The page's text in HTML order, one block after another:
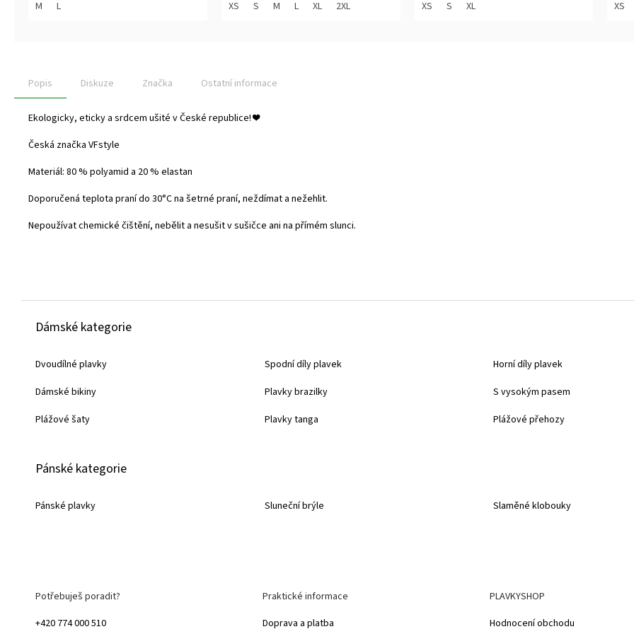
5
M L
5
XS S M L XL 2XL
5
XS S XL
5
XS
Popis Diskuze Značka Ostatní informace
Ekologicky, eticky a srdcem ušité v České republice!❤️
Česká značka VFstyle
Materiál: 80 % polyamid a 20 % elastan
Doporučená teplota praní do 30°C na šetrné praní, neždímat a nežehlit.
Nepoužívat chemické čištění, nebělit a nesušit v sušičce ani na přímém slunci.
Dámské kategorie
Dvoudílné plavky
Dámské bikiny
Plážové šaty
Spodní díly plavek
Plavky brazilky
Plavky tanga
Horní díly plavek
S vysokým pasem
Plážové přehozy
Pánské kategorie
Pánské plavky Sluneční brýle Slaměné klobouky
Potřebuješ poradit?
+420 774 000 510
Praktické informace
Doprava a platba
PLAVKYSHOP
Hodnocení obchodu